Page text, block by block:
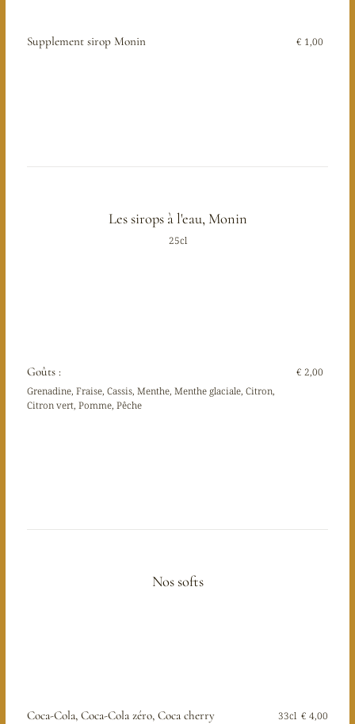
Supplement sirop Monin € 1,00
Les sirops à l'eau, Monin
25cl
Goûts :
Grenadine, Fraise, Cassis, Menthe, Menthe glaciale, Citron,
Citron vert, Pomme, Pêche
€ 2,00
Nos softs
Coca-Cola, Coca-Cola zéro, Coca cherry 33cl € 4,00